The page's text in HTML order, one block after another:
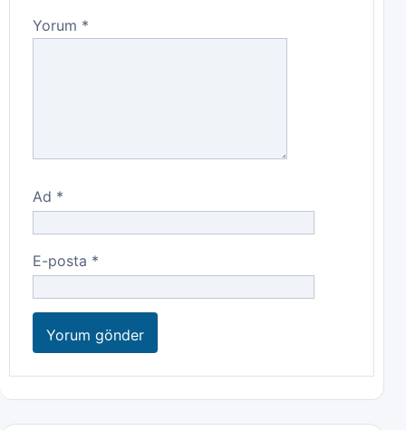
Yorum *
Ad *
E-posta *